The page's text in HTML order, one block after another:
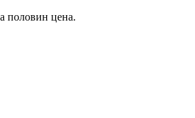
половин цена.